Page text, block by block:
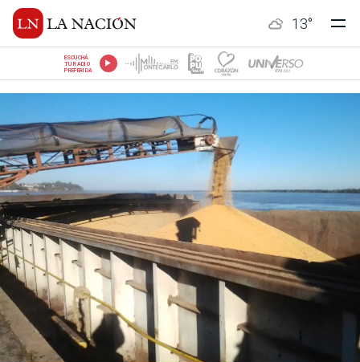
13°
ESCUCHÁ
TU RADIO
PREFERIDA